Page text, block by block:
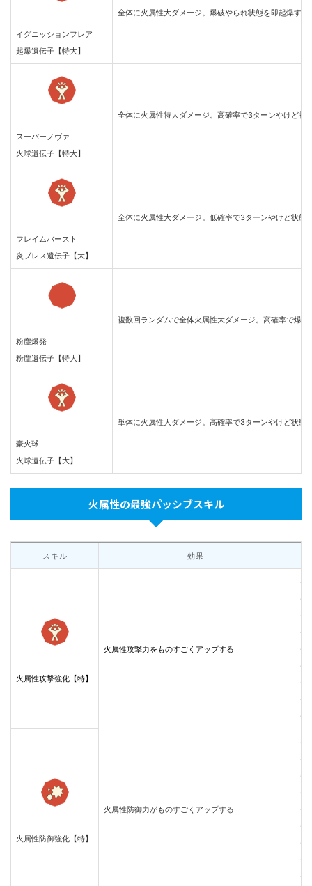
イグニッションフレア
起爆遺伝子【特大】
全体に火属性大ダメージ。爆破やられ状態を即起爆する
スーパーノヴァ
火球遺伝子【特大】
全体に火属性特大ダメージ。高確率で3ターンやけど状
フレイムバースト
炎ブレス遺伝子【大】
全体に火属性大ダメージ。低確率で3ターンやけど状態
粉塵爆発
粉塵遺伝子【特大】
複数回ランダムで全体火属性大ダメージ。高確率で爆破
豪火球
火球遺伝子【大】
単体に火属性大ダメージ。高確率で3ターンやけど状態
火属性の最強パッシブスキル
スキル 効果
火属性攻撃強化【特】
火属性攻撃力をものすごくアップする
・
・
・
・
・
・
・
・
・
火属性防御強化【特】
火属性防御力がものすごくアップする
・
・
・
・
・
・
・
・
・